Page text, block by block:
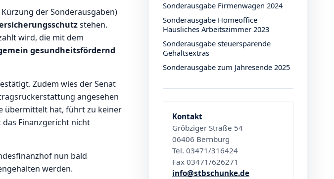
der Sonderausgaben)
stehen.
wird, die mit dem
gesundheitsfördernd
Zudem wies der Senat
angesehen
übermittelt hat, führt zu keiner
Finanzgericht nicht
nun bald
werden.
Sonderausgabe Firmenwagen 2024
Sonderausgabe Homeoffice
Häusliches Arbeitszimmer 2023
Sonderausgabe steuersparende
Gehaltsextras
Sonderausgabe zum Jahresende 2025
Kontakt
Gröbziger Straße 54
06406 Bernburg
Tel. 03471/316424
Fax 03471/626271
info@stbschunke.de